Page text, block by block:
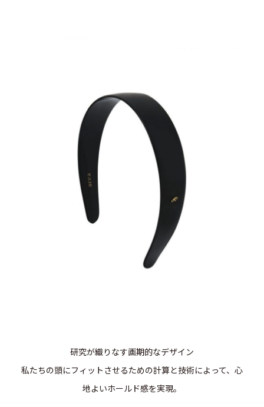
研究が織りなす画期的なデザイン
私たちの頭にフィットさせるための計算と技術によって、心
地よいホールド感を実現。